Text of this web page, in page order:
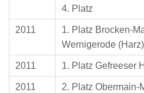
4. Platz
2011
1. Platz Brocken-
Wernigerode (Harz)
2011 1. Platz Gefreeser
2011
2. Platz Obermain-